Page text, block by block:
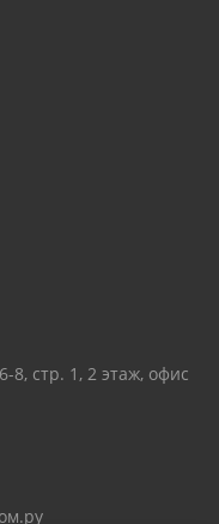
8, стр. 1, 2 этаж, офис